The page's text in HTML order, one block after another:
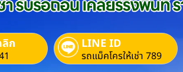
ก LINE ID
รถแม็คโครให้เช่า 789